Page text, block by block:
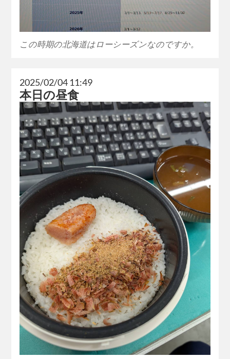
この時期の北海道はローシーズンなのですか。
2025/02/04 11:49
本日の昼食